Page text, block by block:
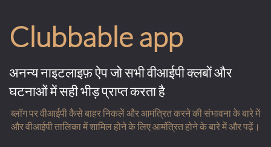
Clubbable app
अनन्य नाइटलाइफ़ ऐप जो सभी वीआईपी क्लबों और
घटनाओं में सही भीड़ प्राप्त करता है
ब्लॉग पर वीआईपी कैसे बाहर निकलें और आमंत्रित करने की संभावना के बारे में
और वीआईपी तालिका में शामिल होने के लिए आमंत्रित होने के बारे में और पढ़ें।